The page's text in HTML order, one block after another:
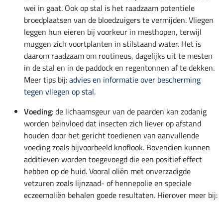
wei in gaat. Ook op stal is het raadzaam potentiele
broedplaatsen van de bloedzuigers te vermijden. Vliegen
leggen hun eieren bij voorkeur in mesthopen, terwijl
muggen zich voortplanten in stilstaand water. Het is
daarom raadzaam om routineus, dagelijks uit te mesten
in de stal en in de paddock en regentonnen af te dekken.
Meer tips bij:advies en informatie over bescherming
tegen vliegen op stal.
Voeding: de lichaamsgeur van de paarden kan zodanig
worden beïnvloed dat insecten zich liever op afstand
houden door het gericht toedienen van aanvullende
voeding zoals bijvoorbeeld knoflook. Bovendien kunnen
additieven worden toegevoegd die een positief effect
hebben op de huid. Vooral oliën met onverzadigde
vetzuren zoals lijnzaad- of hennepolie en speciale
eczeemoliën behalen goede resultaten. Hierover meer bij: